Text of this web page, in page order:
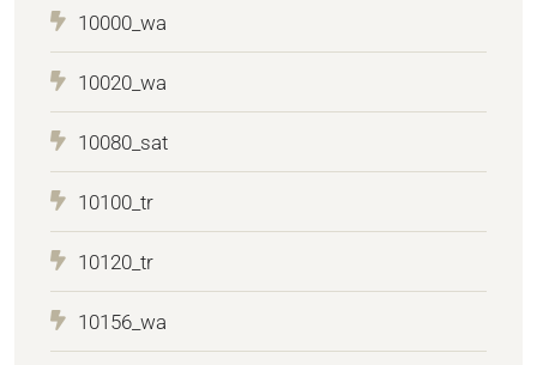
10000_wa
10020_wa
10080_sat
10100_tr
10120_tr
10156_wa